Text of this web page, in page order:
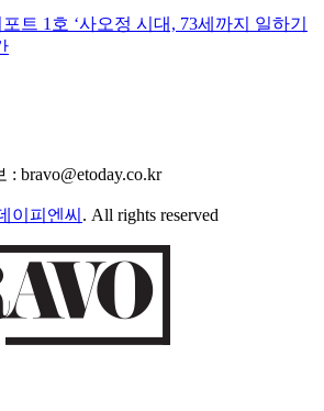
트 1호 ‘사오정 시대, 73세까지 일하기
bravo@etoday.co.kr
이피엔씨 . All rights reserved